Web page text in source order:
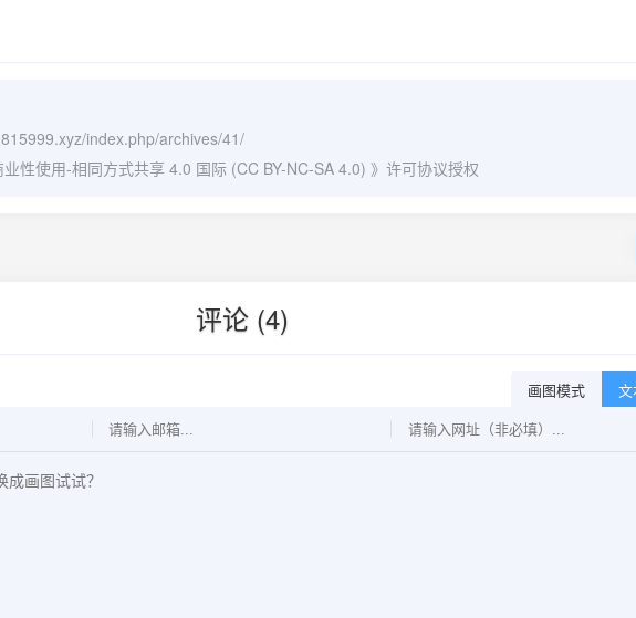
index.php/archives/41/
性使用-相同方式共享 4.0 国际 (CC BY-NC-SA 4.0) 》许可协议授权
评论 (4)
画图模式 文